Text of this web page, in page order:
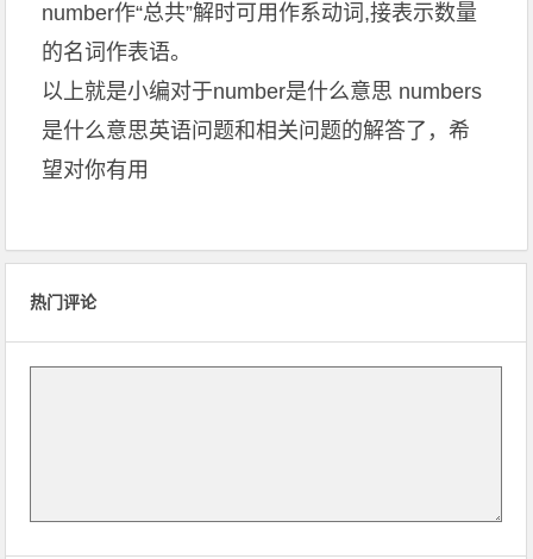
number作“总共”解时可用作系动词,接表示数量
的名词作表语。
以上就是小编对于number是什么意思 numbers
是什么意思英语问题和相关问题的解答了，希
望对你有用
热门评论